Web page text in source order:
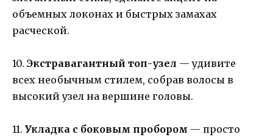
объемных локонах и быстрых замахах
расческой.
10. Экстравагантный топ-узел — удивите
всех необычным стилем, собрав волосы в
высокий узел на вершине головы.
11. Укладка с боковым пробором — просто